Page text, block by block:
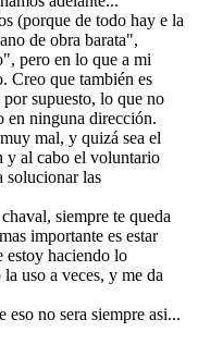
(porque de todo hay e la
de obra barata",
pero en lo que a mi
Creo que también es
supuesto, lo que no
en ninguna dirección.
mal, y quizá sea el
y al cabo el voluntario
solucionar las
siempre te queda
importante es estar
estoy haciendo lo
uso a veces, y me da
eso no sera siempre asi...